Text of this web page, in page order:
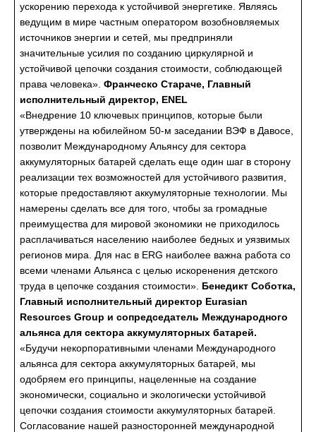
ускорению перехода к устойчивой энергетике. Являясь
ведущим в мире частным оператором возобновляемых
источников энергии и сетей, мы предприняли
значительные усилия по созданию циркулярной и
устойчивой цепочки создания стоимости, соблюдающей
права человека». Франческо Стараче, Главный
исполнительный директор, ENEL
«Внедрение 10 ключевых принципов, которые были
утверждены на юбилейном 50-м заседании ВЭФ в Давосе,
позволит Международному Альянсу для сектора
аккумуляторных батарей сделать еще один шаг в сторону
реализации тех возможностей для устойчивого развития,
которые предоставляют аккумуляторные технологии. Мы
намерены сделать все для того, чтобы за громадные
преимущества для мировой экономики не приходилось
расплачиваться населению наиболее бедных и уязвимых
регионов мира. Для нас в ERG наиболее важна работа со
всеми членами Альянса с целью искоренения детского
труда в цепочке создания стоимости». Бенедикт Соботка,
Главный исполнительный директор Eurasian
Resources Group и сопредседатель Международного
альянса для сектора аккумуляторных батарей.
«Будучи некорпоративными членами Международного
альянса для сектора аккумуляторных батарей, мы
одобряем его принципы, нацеленные на создание
экономически, социально и экологически устойчивой
цепочки создания стоимости аккумуляторных батарей.
Согласование нашей разносторонней международной